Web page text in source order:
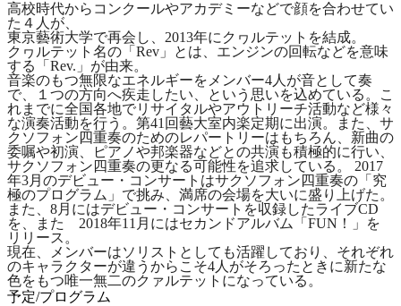
高校時代からコンクールやアカデミーなどで顔を合わせてい
た４人が、
東京藝術大学で再会し、 2013年にクヮルテットを結成。
クヮルテット名の「 Rev 」とは、エンジンの回転などを意味
する「 Rev. 」が由来。
音楽のもつ無限なエネルギーをメンバー4人が音として奏
で、１つの方向へ疾走したい、という思いを込めている。こ
れまでに全国各地でリサイタルやアウトリーチ活動など様々
な演奏活動を行う。第41 回藝大室内楽定期に出演。また、サ
クソフォン四重奏のためのレパートリーはもちろん、新曲の
委嘱や初演、ピアノや邦楽器などとの共演も積極的に行い、
サクソフォン四重奏の更なる可能性を追求している。
2017
年3月のデビュー・コンサートはサクソフォン四重奏の「究
極のプログラム」で挑み、 満席の会場を大いに盛り上げた。
また、 8月にはデビュー・コンサートを収録したライブCD
を、また 2018年11 月にはセカンドアルバム「 FUN ！」を
リリース。
現在、メンバーはソリストとしても活躍しており、それぞれ
のキャラクターが違うからこそ4人がそろったときに新たな
色をもつ唯一無二のクァルテットになっている。
予定/プログラム